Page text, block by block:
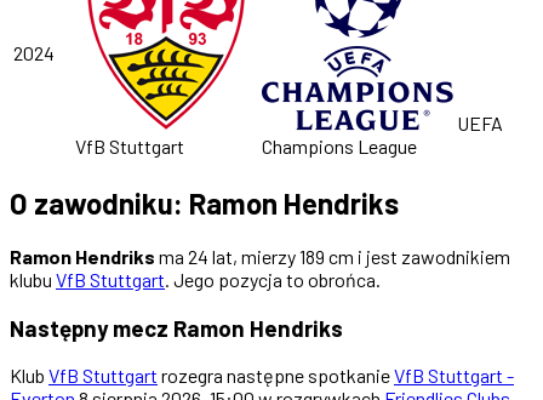
2024
VfB Stuttgart
UEFA
Champions League
O zawodniku: Ramon Hendriks
Ramon Hendriks ma 24 lat, mierzy 189 cm i jest zawodnikiem
klubu VfB Stuttgart. Jego pozycja to obrońca.
Następny mecz Ramon Hendriks
Klub VfB Stuttgart rozegra następne spotkanieVfB Stuttgart -